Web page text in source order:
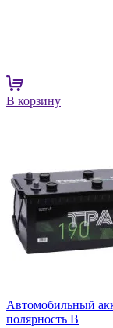
В корзину
Автомобильный
полярность B